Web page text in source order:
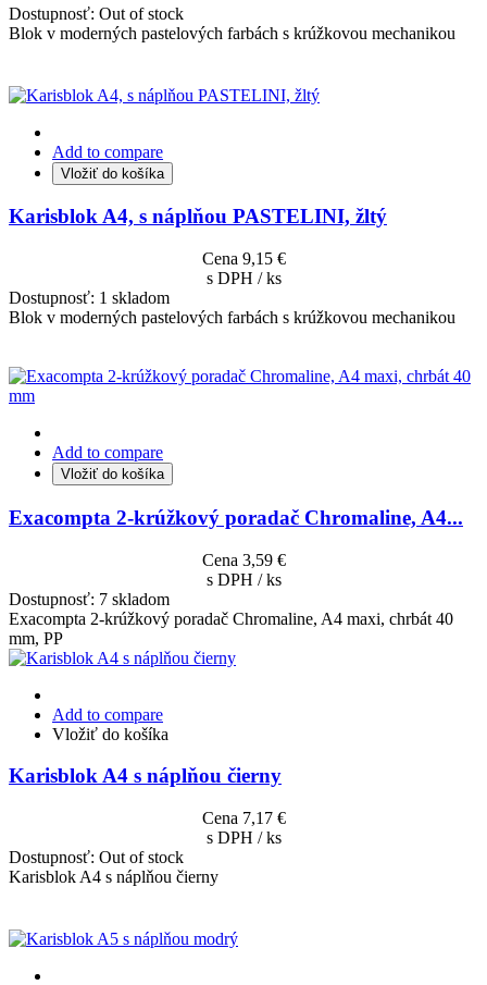
Dostupnosť: Out of stock
Blok v moderných pastelových farbách s krúžkovou mechanikou
Add to compare
Vložiť do košíka
Karisblok A4, s náplňou PASTELINI, žltý
Cena 9,15 €
s DPH / ks
Dostupnosť: 1 skladom
Blok v moderných pastelových farbách s krúžkovou mechanikou
Add to compare
Vložiť do košíka
Exacompta 2-krúžkový poradač Chromaline, A4...
Cena 3,59 €
s DPH / ks
Dostupnosť: 7 skladom
Exacompta 2-krúžkový poradač Chromaline, A4 maxi, chrbát 40
mm, PP
Add to compare
Vložiť do košíka
Karisblok A4 s náplňou čierny
Cena 7,17 €
s DPH / ks
Dostupnosť: Out of stock
Karisblok A4 s náplňou čierny